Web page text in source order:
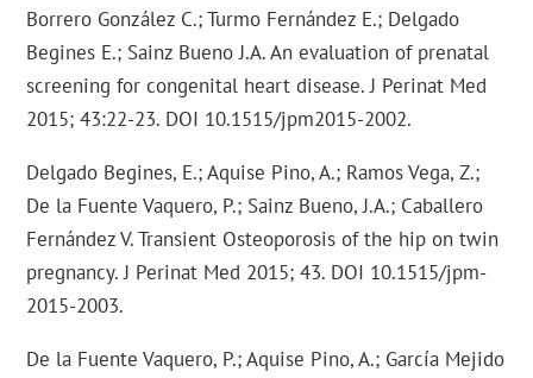
Borrero González C.; Turmo Fernández E.; Delgado
Begines E.; Sainz Bueno J.A. An evaluation of prenatal
screening for congenital heart disease. J Perinat Med
2015; 43:22-23. DOI 10.1515/jpm2015-2002.
Delgado Begines, E.; Aquise Pino, A.; Ramos Vega, Z.;
De la Fuente Vaquero, P.; Sainz Bueno, J.A.; Caballero
Fernández V. Transient Osteoporosis of the hip on twin
pregnancy. J Perinat Med 2015; 43. DOI 10.1515/jpm-
2015-2003.
De la Fuente Vaquero, P.; Aquise Pino, A.; García Mejido